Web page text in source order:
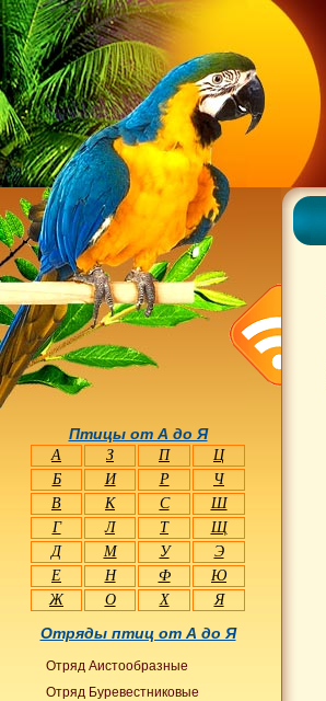
Птицы от А до Я
А З П
Ц
Б
И Р
Ч
В
К С
Ш
Г
Л Т
Щ
Д
М У
Э
Е
Н Ф
Ю
Ж
О Х Я
Отряды птиц от А до Я
Отряд Аистообразные
Отряд Буревестниковые